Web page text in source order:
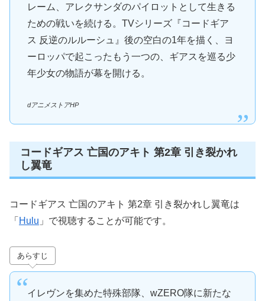
レーム、アレクサンダのパイロットとして生きる
ための戦いを続ける。TVシリーズ『コードギア
ス 反逆のルルーシュ』後の空白の1年を描く、ヨ
ーロッパで起こったもう一つの、ギアスを巡る少
年少女の物語が幕を開ける。
dアニメストアHP
コードギアス 亡国のアキト 第2章 引き裂かれ
し翼竜
コードギアス 亡国のアキト 第2章 引き裂かれし翼竜は
「 Hulu 」で視聴することが可能です。
あらすじ
イレヴンを集めた特殊部隊、wZERO隊に新たな